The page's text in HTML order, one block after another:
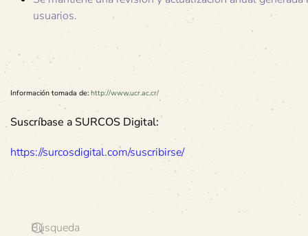
usuarios.
Información tomada de: http://www.ucr.ac.cr/
Suscríbase a SURCOS Digital:
https://surcosdigital.com/suscribirse/